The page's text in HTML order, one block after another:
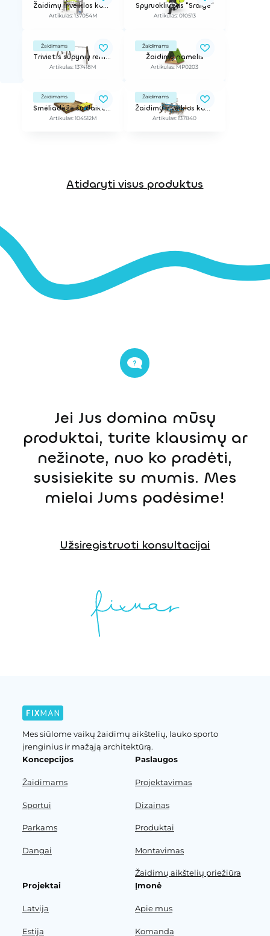
Žaidimų ir veiklos kompleksas
Artikulas: 137054M
Spyruokliukas "Sraigė"
Artikulas: 010513
Žaidimams
Trivietis sūpynių rėmas (be sėdynių)
Artikulas: 137418M
Žaidimams
Žaidimų namelis
Artikulas: MP0203
Žaidimams
Smėliadėžė su daiktadėže, 4,1x3,3 m
Artikulas: 104512M
Žaidimams
Žaidimų ir veiklos kompleksas
Artikulas: 137840
Atidaryti visus produktus
Jei Jus domina mūsų
produktai, turite klausimų ar
nežinote, nuo ko pradėti,
susisiekite su mumis. Mes
mielai Jums padėsime!
Užsiregistruoti konsultacijai
Mes siūlome vaikų žaidimų aikštelių, lauko sporto
įrenginius ir mažąją architektūrą.
Koncepcijos
Žaidimams
Sportui
Parkams
Dangai
Paslaugos
Projektavimas
Dizainas
Produktai
Montavimas
Žaidimų aikštelių priežiūra
Projektai
Latvija
Estija
Įmonė
Apie mus
Komanda